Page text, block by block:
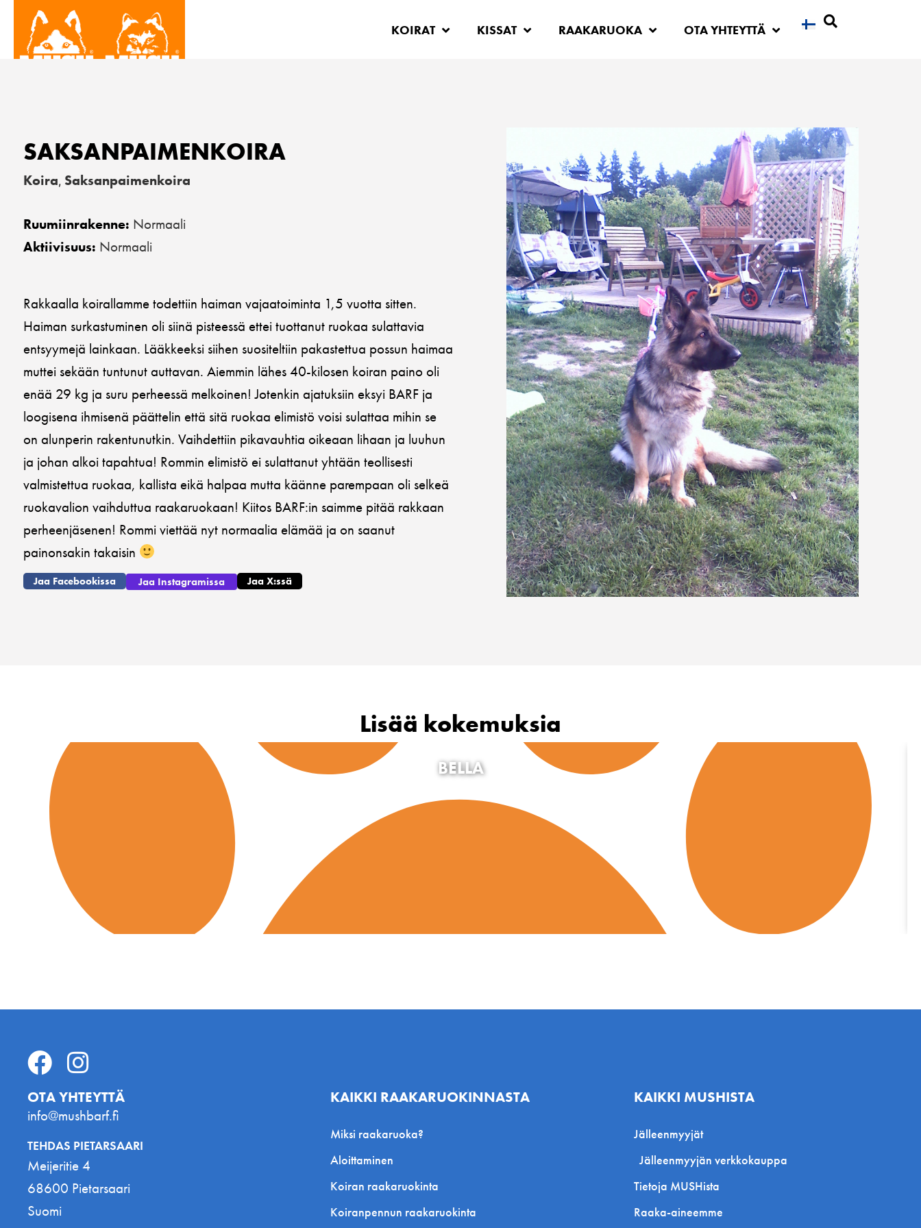
KOIRAT KISSAT RAAKARUOKA OTA YHTEYTTÄ
SAKSANPAIMENKOIRA
Koira, Saksanpaimenkoira
Ruumiinrakenne: Normaali
Aktiivisuus: Normaali
Rakkaalla koirallamme todettiin haiman vajaatoiminta 1,5 vuotta sitten.
Haiman surkastuminen oli siinä pisteessä ettei tuottanut ruokaa sulattavia
entsyymejä lainkaan. Lääkkeeksi siihen suositeltiin pakastettua possun haimaa
muttei sekään tuntunut auttavan. Aiemmin lähes 40-kilosen koiran paino oli
enää 29 kg ja suru perheessä melkoinen! Jotenkin ajatuksiin eksyi BARF ja
loogisena ihmisenä päättelin että sitä ruokaa elimistö voisi sulattaa mihin se
on alunperin rakentunutkin. Vaihdettiin pikavauhtia oikeaan lihaan ja luuhun
ja johan alkoi tapahtua! Rommin elimistö ei sulattanut yhtään teollisesti
valmistettua ruokaa, kallista eikä halpaa mutta käänne parempaan oli selkeä
ruokavalion vaihduttua raakaruokaan! Kiitos BARF:in saimme pitää rakkaan
perheenjäsenen! Rommi viettää nyt normaalia elämää ja on saanut
painonsakin takaisin
Jaa Facebookissa Jaa Instagramissa Jaa X:ssä
Lisää kokemuksia
BELLA
OTA YHTEYTTÄ
info@mushbarf.fi
TEHDAS PIETARSAARI
Meijeritie 4
68600 Pietarsaari
Suomi
KAIKKI RAAKARUOKINNASTA
Miksi raakaruoka?
Aloittaminen
Koiran raakaruokinta
Koiranpennun raakaruokinta
KAIKKI MUSHISTA
Jälleenmyyjät
Jälleenmyyjän verkkokauppa
Tietoja MUSHista
Raaka-aineemme